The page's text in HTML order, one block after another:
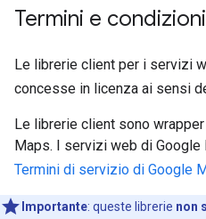
Termini e condizioni
Le librerie client per i servizi
concesse in licenza ai sensi
Le librerie client sono
Maps. I servizi web di
Termini di servizio di Google
Importante: queste librerie non